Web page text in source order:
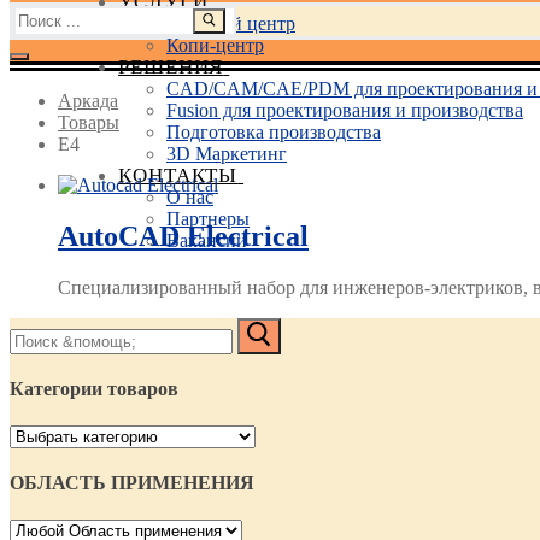
Учебный центр
Копи-центр
РЕШЕНИЯ
CAD/CAM/CAE/PDM для проектирования и
Fusion для проектирования и производства
Подготовка производства
3D Маркетинг
КОНТАКТЫ
О нас
Партнеры
Вакансии
Найти:
Аркада
Товары
Е4
AutoCAD Electrical
Специализированный набор для инженеров-электриков,
Найти:
Категории товаров
ОБЛАСТЬ ПРИМЕНЕНИЯ